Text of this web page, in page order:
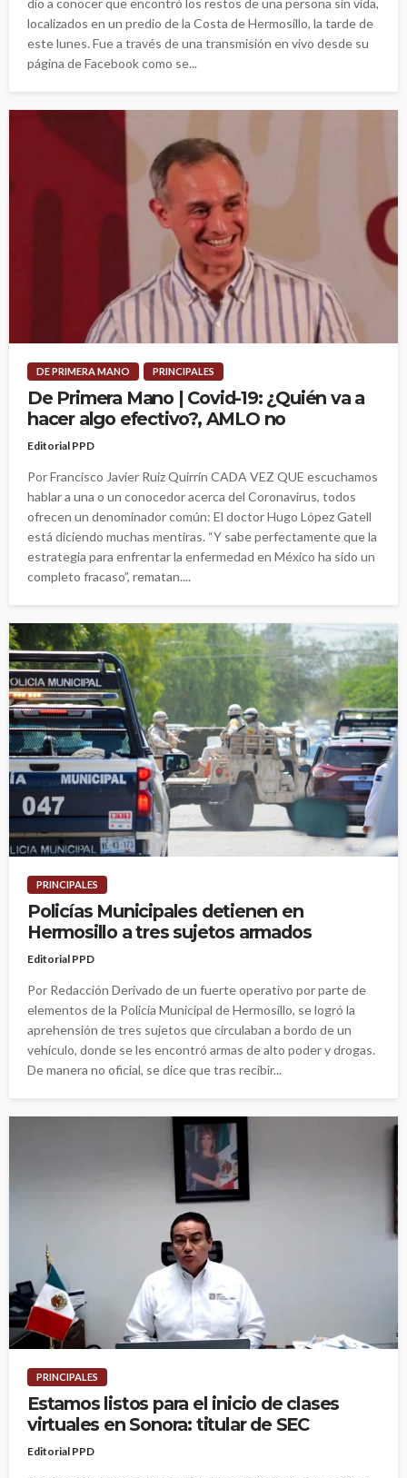
dio a conocer que encontró los restos de una persona sin vida,
localizados en un predio de la Costa de Hermosillo, la tarde de
este lunes. Fue a través de una transmisión en vivo desde su
página de Facebook como se...
DE PRIMERA MANO PRINCIPALES
De Primera Mano | Covid-19: ¿Quién va a
hacer algo efectivo?, AMLO no
Editorial PPD
Por Francisco Javier Ruiz Quirrín CADA VEZ QUE escuchamos
hablar a una o un conocedor acerca del Coronavirus, todos
ofrecen un denominador común: El doctor Hugo López Gatell
está diciendo muchas mentiras. “Y sabe perfectamente que la
estrategia para enfrentar la enfermedad en México ha sido un
completo fracaso”, rematan....
PRINCIPALES
Policías Municipales detienen en
Hermosillo a tres sujetos armados
Editorial PPD
Por Redacción Derivado de un fuerte operativo por parte de
elementos de la Policía Municipal de Hermosillo, se logró la
aprehensión de tres sujetos que circulaban a bordo de un
vehículo, donde se les encontró armas de alto poder y drogas.
De manera no oficial, se dice que tras recibir...
PRINCIPALES
Estamos listos para el inicio de clases
virtuales en Sonora: titular de SEC
Editorial PPD